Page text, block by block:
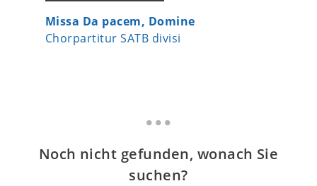
Missa Da pacem, Domine
Chorpartitur SATB divisi
Noch nicht gefunden, wonach Sie
suchen?